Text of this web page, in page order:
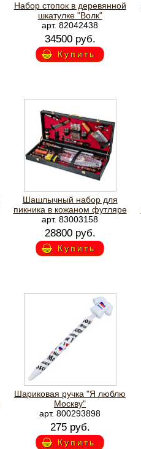
Набор стопок в деревянной
шкатулке "Волк"
арт. 82042438
34500 руб.
Купить
Шашлычный набор для
пикника в кожаном футляре
арт. 83003158
28800 руб.
Купить
Шариковая ручка "Я люблю
Москву"
арт. 800293898
275 руб.
Купить